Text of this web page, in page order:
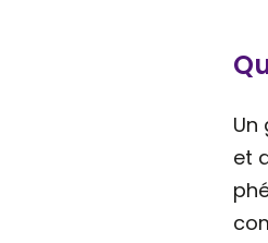
Un
et